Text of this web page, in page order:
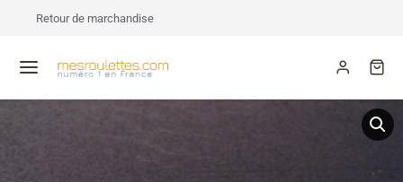
Retour de marchandise